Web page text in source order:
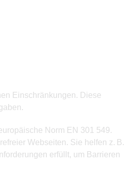
Einschränkungen. Diese
Norm EN 301 549.
Webseiten. Sie helfen z. B.
erfüllt, um Barrieren